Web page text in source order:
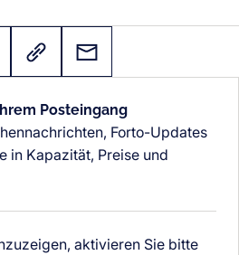
Posteingang
Forto-Updates
in Kapazität, Preise und
aktivieren Sie bitte